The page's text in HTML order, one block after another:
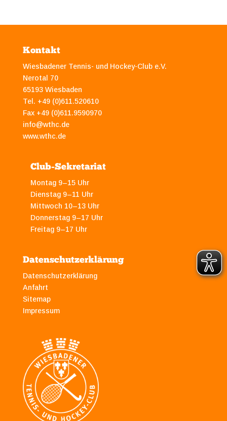
Kontakt
Wiesbadener Tennis- und Hockey-Club e.V.
Nerotal 70
65193 Wiesbaden
Tel. +49 (0)611.520610
Fax +49 (0)611.9590970
info@wthc.de
www.wthc.de
Club-Sekretariat
Montag 9–15 Uhr
Dienstag 9–11 Uhr
Mittwoch 10–13 Uhr
Donnerstag 9–17 Uhr
Freitag 9–17 Uhr
Datenschutzerklärung
Datenschutzerklärung
Anfahrt
Sitemap
Impressum